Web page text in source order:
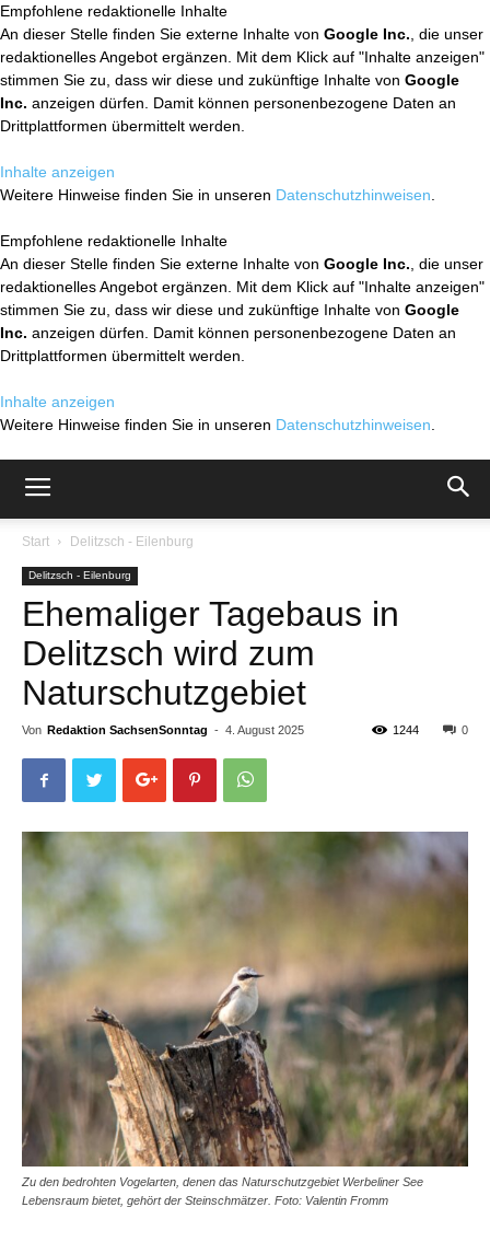
Empfohlene redaktionelle Inhalte
An dieser Stelle finden Sie externe Inhalte von Google Inc. , die unser
redaktionelles Angebot ergänzen. Mit dem Klick auf "Inhalte anzeigen"
stimmen Sie zu, dass wir diese und zukünftige Inhalte von Google
Inc. anzeigen dürfen. Damit können personenbezogene Daten an
Drittplattformen übermittelt werden.
Inhalte anzeigen
Weitere Hinweise finden Sie in unseren Datenschutzhinweisen
Empfohlene redaktionelle Inhalte
An dieser Stelle finden Sie externe Inhalte von Google Inc. , die unser
redaktionelles Angebot ergänzen. Mit dem Klick auf "Inhalte anzeigen"
stimmen Sie zu, dass wir diese und zukünftige Inhalte von Google
Inc. anzeigen dürfen. Damit können personenbezogene Daten an
Drittplattformen übermittelt werden.
Inhalte anzeigen
Weitere Hinweise finden Sie in unseren Datenschutzhinweisen
Start Delitzsch - Eilenburg
Delitzsch - Eilenburg
Ehemaliger Tagebaus in
Delitzsch wird zum
Naturschutzgebiet
Von Redaktion SachsenSonntag - 4. August 2025 0
1244
Zu den bedrohten Vogelarten, denen das Naturschutzgebiet Werbeliner See
Lebensraum bietet, gehört der Steinschmätzer. Foto: Valentin Fromm